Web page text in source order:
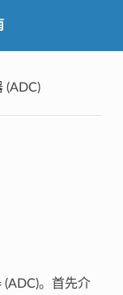
(ADC)
(ADC)。首先介